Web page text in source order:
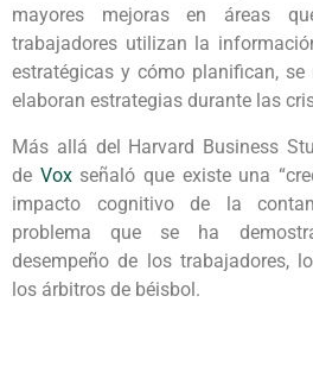
mayores mejoras en áreas
trabajadores utilizan la
estratégicas y cómo planifican, se
elaboran estrategias durante las
Más allá del Harvard Business
de Voxseñaló que existe una
impacto cognitivo de la
problema que se ha
desempeño de los trabajadores,
los árbitros de béisbol.